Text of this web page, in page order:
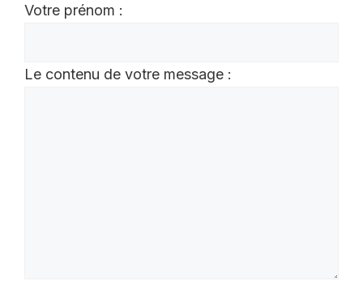
Votre prénom :
Le contenu de votre message :